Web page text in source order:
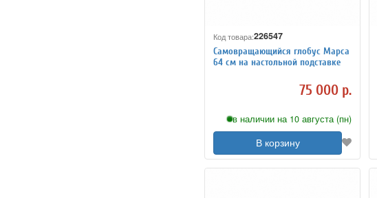
Код товара:226547
Самовращающийся глобус Марса
64 см на настольной подставке
75 000 р.
в наличии на 10 августа (пн)
В корзину